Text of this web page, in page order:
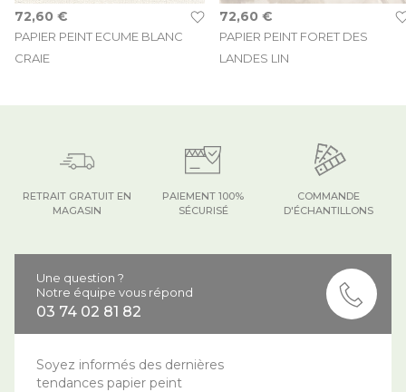
PAPIER PEINT ECUME BLANC
CRAIE
72,60 €
PAPIER PEINT FORET DES
LANDES LIN
72,60 €
COMMANDE
D'ÉCHANTILLONS
PAIEMENT 100%
SÉCURISÉ
RETRAIT GRATUIT EN
MAGASIN
Une question ?
Notre équipe vous répond
03 74 02 81 82
Soyez informés des dernières
tendances papier peint